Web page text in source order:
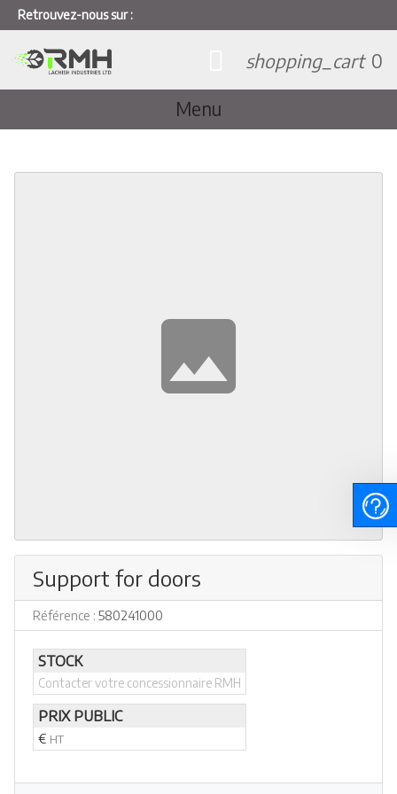
Retrouvez-nous sur :
Menu
shopping_cart 0
Support for doors
Référence : 580241000
STOCK
Contacter votre concessionnaire RMH
PRIX PUBLIC
€ HT